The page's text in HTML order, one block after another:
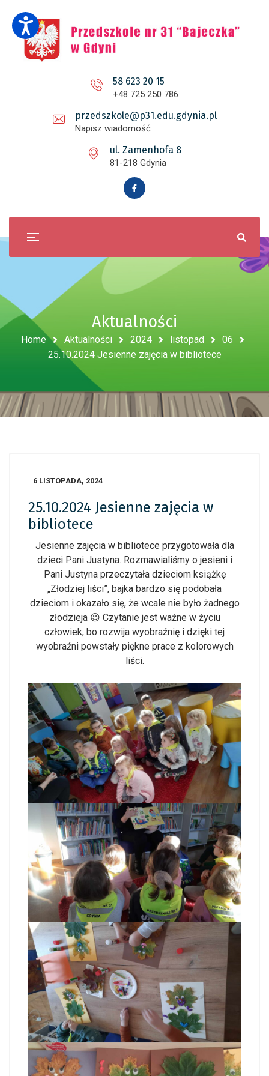
58 623 20 15
+48 725 250 786
przedszkole@p31.edu.gdynia.pl
Napisz wiadomość
ul. Zamenhofa 8
81-218 Gdynia
Aktualności
Home Aktualności 2024 listopad
06
25.10.2024 Jesienne zajęcia w bibliotece
6 LISTOPADA, 2024
25.10.2024 Jesienne zajęcia w
bibliotece
Jesienne zajęcia w bibliotece przygotowała dla
dzieci Pani Justyna. Rozmawialiśmy o jesieni i
Pani Justyna przeczytała dzieciom książkę
„Złodziej liści”, bajka bardzo się podobała
dzieciom i okazało się, że wcale nie było żadnego
złodzieja 😉 Czytanie jest ważne w życiu
człowiek, bo rozwija wyobraźnię i dzięki tej
wyobraźni powstały piękne prace z kolorowych
liści.